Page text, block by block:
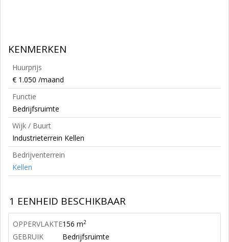
KENMERKEN
Huurprijs
€ 1.050 /maand
Functie
Bedrijfsruimte
Wijk / Buurt
Industrieterrein Kellen
Bedrijventerrein
Kellen
1 EENHEID BESCHIKBAAR
OPPERVLAKTE156 m2
GEBRUIK Bedrijfsruimte